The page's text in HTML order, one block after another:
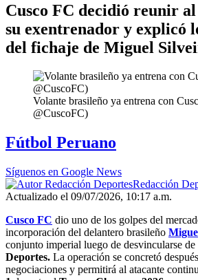
Cusco FC decidió reunir
su exentrenador y explicó
del fichaje de Miguel
Volante brasileño ya entrena con
@CuscoFC)
Fútbol Peruano
Síguenos en Google News
Redacción
Actualizado el 09/07/2026, 10:17 a.m.
Cusco FC dio uno de los golpes del
incorporación del delantero brasileño
conjunto imperial luego de desvincularse de
Deportes. La operación se concretó
negociaciones y permitirá al atacante